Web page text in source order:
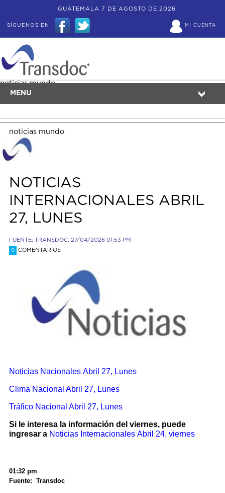
GUATEMALA 7 DE AGOSTO DE 2026
MI CUENTA
SÍGUENOS EN
MENU
noticias mundo
noticias mundo
NOTICIAS
INTERNACIONALES ABRIL
27, LUNES
FUENTE: TRANSDOC, 27/04/2026 01:53 PM
0 COMENTARIOS
Noticias Nacionales Abril 27, Lunes
Clima Nacional Abril 27, Lunes
Tráfico Nacional Abril 27, Lunes
Si le interesa la información del viernes, puede
ingresar a Noticias Internacionales Abril 24, viernes
01:32 pm
Fuente: Transdoc